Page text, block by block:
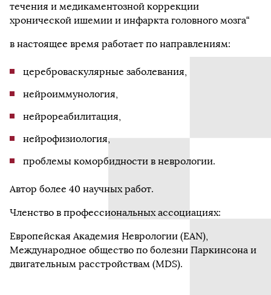
течения и медикаментозной коррекции
хронической ишемии и инфаркта головного мозга“
в настоящее время работает по направлениям:
цереброваскулярные заболевания,
нейроиммунология,
нейрореабилитация,
нейрофизиология,
проблемы коморбидности в неврологии.
Автор более 40 научных работ.
Членство в профессиональных ассоциациях:
Европейская Академия Неврологии (EAN),
Международное общество по болезни Паркинсона и
двигательным расстройствам (MDS).